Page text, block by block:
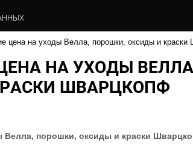
цена на уходы Велла, порошки, оксиды и краски
НА УХОДЫ
ШВАРЦКОПФ
Велла, порошки, оксиды и краски